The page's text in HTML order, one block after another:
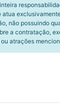
atua
não possuindo
a contratação,
atrações